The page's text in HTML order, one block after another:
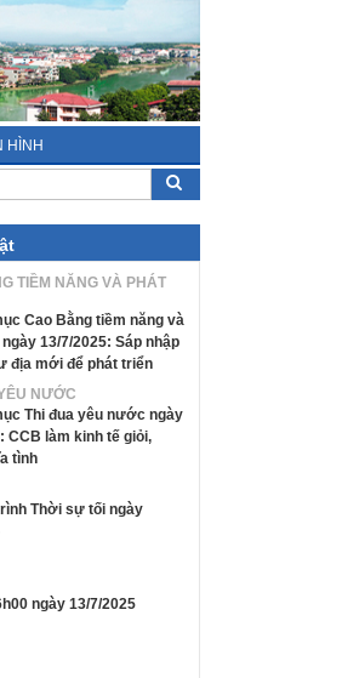
HÌNH
TIỀM NĂNG VÀ PHÁT
Cao Bằng tiềm năng và
13/7/2025: Sáp nhập
địa mới để phát triển
NƯỚC
Thi đua yêu nước ngày
CCB làm kinh tế giỏi,
tình
Thời sự tối ngày
ngày 13/7/2025